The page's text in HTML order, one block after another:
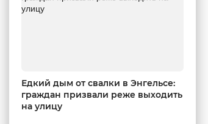
Едкий дым от свалки в Энгельсе:
граждан призвали реже выходить
на улицу